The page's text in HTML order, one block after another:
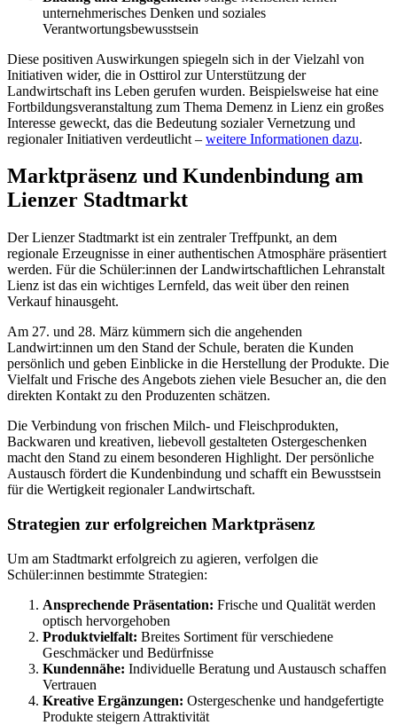
unternehmerisches Denken und soziales
Verantwortungsbewusstsein
Diese positiven Auswirkungen spiegeln sich in der Vielzahl von
Initiativen wider, die in Osttirol zur Unterstützung der
Landwirtschaft ins Leben gerufen wurden. Beispielsweise hat eine
Fortbildungsveranstaltung zum Thema Demenz in Lienz ein großes
Interesse geweckt, das die Bedeutung sozialer Vernetzung und
regionaler Initiativen verdeutlicht – weitere Informationen dazu.
Marktpräsenz und Kundenbindung am
Lienzer Stadtmarkt
Der Lienzer Stadtmarkt ist ein zentraler Treffpunkt, an dem
regionale Erzeugnisse in einer authentischen Atmosphäre präsentiert
werden. Für die Schüler:innen der Landwirtschaftlichen Lehranstalt
Lienz ist das ein wichtiges Lernfeld, das weit über den reinen
Verkauf hinausgeht.
Am 27. und 28. März kümmern sich die angehenden
Landwirt:innen um den Stand der Schule, beraten die Kunden
persönlich und geben Einblicke in die Herstellung der Produkte. Die
Vielfalt und Frische des Angebots ziehen viele Besucher an, die den
direkten Kontakt zu den Produzenten schätzen.
Die Verbindung von frischen Milch- und Fleischprodukten,
Backwaren und kreativen, liebevoll gestalteten Ostergeschenken
macht den Stand zu einem besonderen Highlight. Der persönliche
Austausch fördert die Kundenbindung und schafft ein Bewusstsein
für die Wertigkeit regionaler Landwirtschaft.
Strategien zur erfolgreichen Marktpräsenz
Um am Stadtmarkt erfolgreich zu agieren, verfolgen die
Schüler:innen bestimmte Strategien:
Ansprechende Präsentation: Frische und Qualität werden
optisch hervorgehoben
Produktvielfalt: Breites Sortiment für verschiedene
Geschmäcker und Bedürfnisse
Kundennähe: Individuelle Beratung und Austausch schaffen
Vertrauen
Kreative Ergänzungen: Ostergeschenke und handgefertigte
Produkte steigern Attraktivität